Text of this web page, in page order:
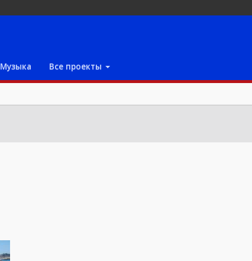
Музыка Все проекты